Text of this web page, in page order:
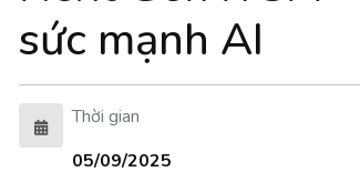
sức mạnh AI
Thời gian
05/09/2025